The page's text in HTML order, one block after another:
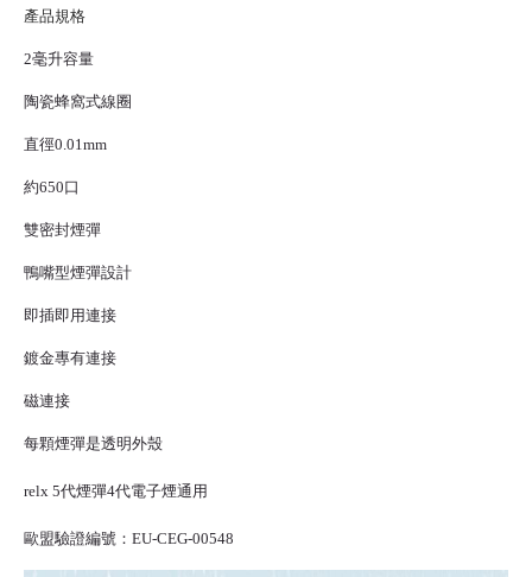
產品規格
2毫升容量
陶瓷蜂窩式線圈
直徑0.01mm
約650口
雙密封煙彈
鴨嘴型煙彈設計
即插即用連接
鍍金專有連接
磁連接
每顆煙彈是透明外殼
relx 5代煙彈4代電子煙通用
歐盟驗證編號：EU-CEG-00548